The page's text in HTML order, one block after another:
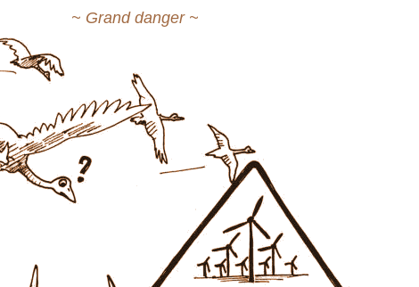
~ Grand danger ~